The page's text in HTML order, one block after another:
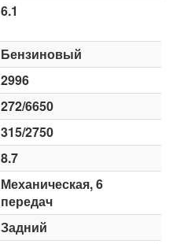
6.1
Бензиновый
2996
272/6650
315/2750
8.7
Механическая, 6
передач
Задний